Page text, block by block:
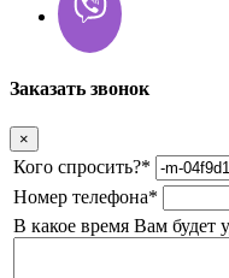
Заказать звонок
×
Кого спросить?*
Номер телефона*
В какое время Вам будет